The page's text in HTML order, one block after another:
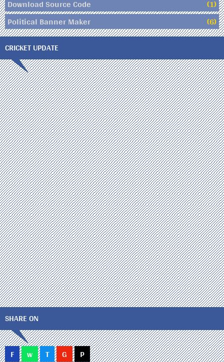
Download Source Code
(1)
Political Banner Maker
(6)
CRICKET UPDATE
SHARE ON
F w T G P